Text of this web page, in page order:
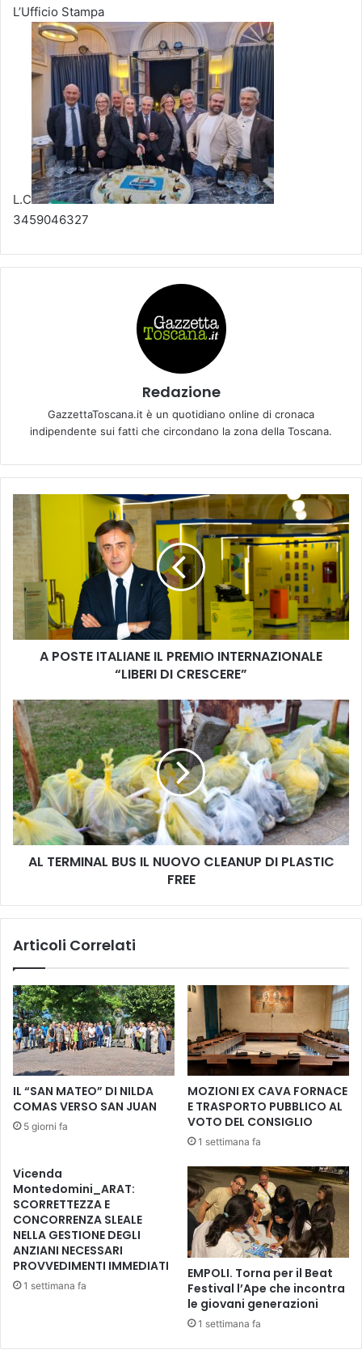
L’Ufficio Stampa
L.C
3459046327
Redazione
GazzettaToscana.it è un quotidiano online di cronaca
indipendente sui fatti che circondano la zona della Toscana.
P
O
S
I
T
A
N
E
I
L
P
R
E
M
I
T
R
Z
I
O
N
A
L
E
“
L
E
R
I
D
I
C
R
E
A POSTE ITALIANE IL PREMIO INTERNAZIONALE
“LIBERI DI CRESCERE”
A
L
T
E
R
M
I
N
A
L
O
V
O
C
L
A
N
U
I
P
L
A
S
T
I
E
AL TERMINAL BUS IL NUOVO CLEANUP DI PLASTIC
FREE
Articoli Correlati
IL “SAN MATEO” DI NILDA
COMAS VERSO SAN JUAN
5 giorni fa
MOZIONI EX CAVA FORNACE
E TRASPORTO PUBBLICO AL
VOTO DEL CONSIGLIO
1 settimana fa
Vicenda
Montedomini_ARAT:
SCORRETTEZZA E
CONCORRENZA SLEALE
NELLA GESTIONE DEGLI
ANZIANI NECESSARI
PROVVEDIMENTI IMMEDIATI
1 settimana fa
EMPOLI. Torna per il Beat
Festival l’Ape che incontra
le giovani generazioni
1 settimana fa